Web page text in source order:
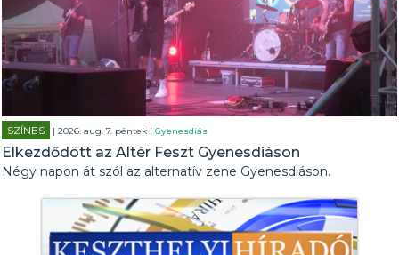
SZÍNES | 2026. aug. 7. péntek |Gyenesdiás
Elkezdődött az Altér Feszt Gyenesdiáson
Négy napon át szól az alternatív zene Gyenesdiáson.